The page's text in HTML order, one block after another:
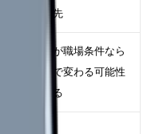
談が先
原因が職場条件なら
転職で変わる可能性
がある